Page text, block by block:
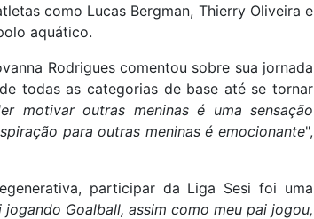
como Lucas Bergman, Thierry Oliveira e
aquático.
Rodrigues comentou sobre sua jornada
todas as categorias de base até se tornar
motivar outras meninas é uma sensação
para outras meninas é emocionante",
participar da Liga Sesi foi uma
Goalball, assim como meu pai jogou,